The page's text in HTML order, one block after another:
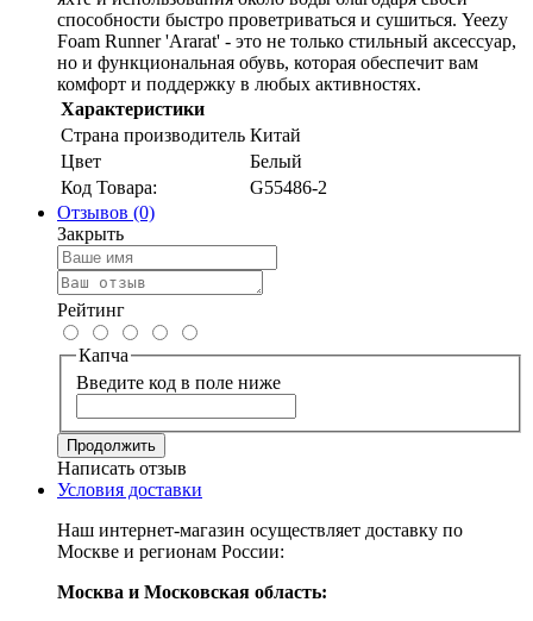
способности быстро проветриваться и сушиться. Yeezy
Foam Runner 'Ararat' - это не только стильный аксессуар,
но и функциональная обувь, которая обеспечит вам
комфорт и поддержку в любых активностях.
Характеристики
Страна производитель Китай
Цвет
Белый
Код Товара:
G55486-2
Отзывов (0)
Закрыть
Рейтинг
Капча
Введите код в поле ниже
Продолжить
Написать отзыв
Условия доставки
Наш интернет-магазин осуществляет доставку по
Москве и регионам России:
Москва и Московская область: